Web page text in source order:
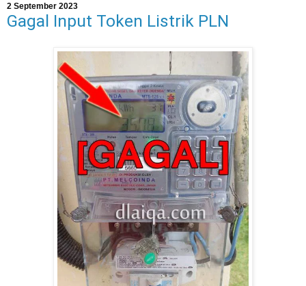
2 September 2023
Gagal Input Token Listrik PLN